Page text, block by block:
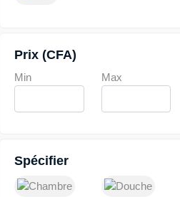
Prix (CFA)
Min Max
Spécifier